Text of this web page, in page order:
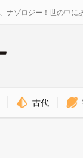
ナゾロジー！世の中に
古代